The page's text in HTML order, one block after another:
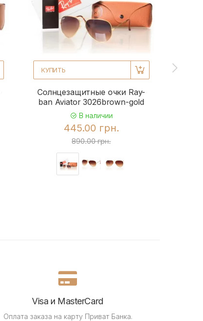
КУПИТЬ
Солнцезащитные очки Ray-
ban Aviator 3026brown-gold
В наличии
445.00 грн.
890.00 грн.
Visa и MasterCard
Оплата заказа на карту Приват Банка.